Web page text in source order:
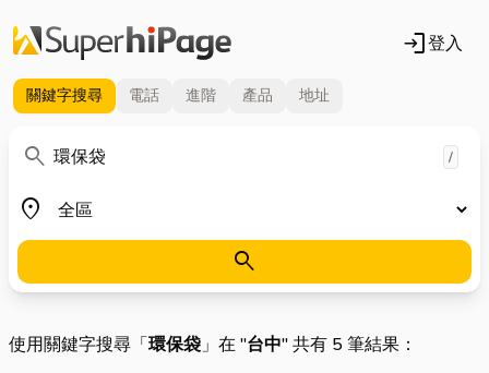
login登入
關鍵字搜尋 電話 進階 產品 地址
search
關鍵字 /
place
地區
search
使用關鍵字搜尋「環保袋」在 "台中" 共有 5 筆結果：